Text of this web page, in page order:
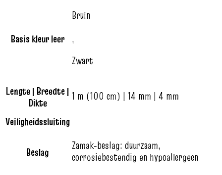
Basis kleur leer
Bruin
,
Zwart
Lengte | Breedte |
Dikte
1 m (100 cm) | 14 mm | 4 mm
Veiligheidssluiting
Beslag
Zamak‑beslag: duurzaam,
corrosiebestendig en hypoallergeen